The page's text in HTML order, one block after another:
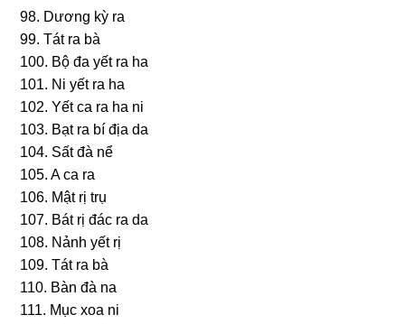
98. Dươnɡ kỳ ra
99. Tát ra bà
100. Bộ đa yết ra ha
101. Ni yết ra ha
102. Yết ca ra ha ni
103. Bạt ra bí địa da
104. Sất đà nể
105. A ca ra
106. Mật rị trụ
107. Bát rị đác ra da
108. Nảnh yết rị
109. Tát ra bà
110. Bàn đà na
111. Mục xoa ni